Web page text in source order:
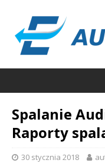
Spalanie
Raporty
30 stycznia 2018